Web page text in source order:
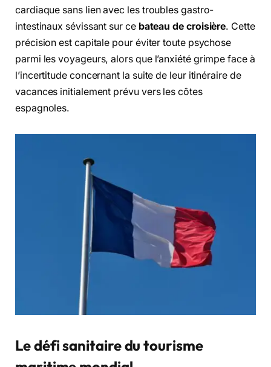
cardiaque sans lien avec les troubles gastro-
intestinaux sévissant sur ce bateau de croisière. Cette
précision est capitale pour éviter toute psychose
parmi les voyageurs, alors que l’anxiété grimpe face à
l’incertitude concernant la suite de leur itinéraire de
vacances initialement prévu vers les côtes
espagnoles.
Le défi sanitaire du tourisme